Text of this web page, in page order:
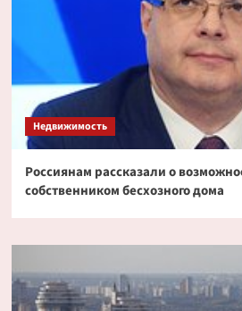
Недвижимость
Россиянам рассказали о
собственником бесхозного дома